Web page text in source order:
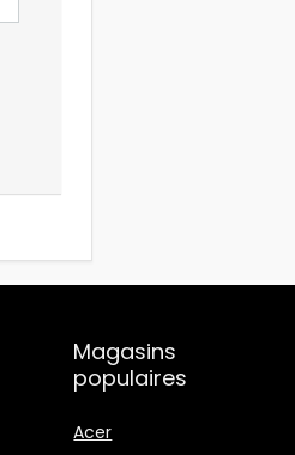
Magasins
populaires
Acer